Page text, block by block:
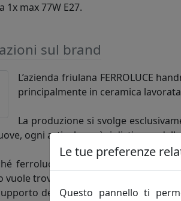
1x max 77W E27.
sul brand
L’azienda friulana FERROLUCE
principalmente in ceramica
La produzione si svolge
ogni articolo così si distingue
ferroluce si rivolge alla clientela
vuole trovare un’azienda
dei figli, è una realtà
Le tue preferenze
Questo pannello ti